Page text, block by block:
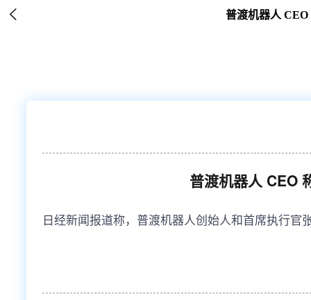
 普渡机器人
普渡机器人 CEO
日经新闻报道称，普渡机器人创始人和首席执行